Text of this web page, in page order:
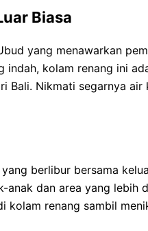
Biasa
yang menawarkan
indah, kolam renang ini
Bali. Nikmati segarnya air
berlibur bersama
anak dan area yang lebih
kolam renang sambil